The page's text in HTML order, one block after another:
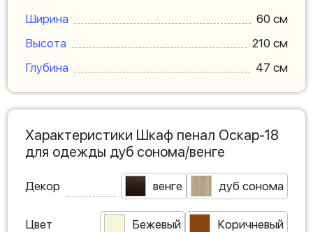
Ширина
60 см
Высота
210 см
Глубина
47 см
Характеристики Шкаф пенал Оскар-18
для одежды дуб сонома/венге
Декор венге дуб сонома
Цвет Бежевый Коричневый